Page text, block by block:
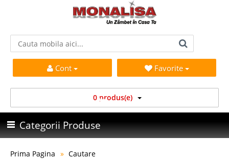
Cont Favorite
0 produs(e)
Categorii Produse
Prima Pagina Cautare